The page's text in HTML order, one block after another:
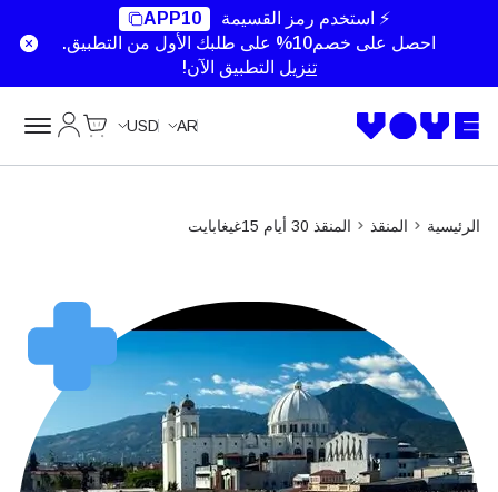
⚡ استخدم رمز القسيمة
APP10
احصل على خصم10% على طلبك الأول من التطبيق.
تنزيل التطبيق الآن!
AR
USD
الرئيسية المنقذ المنقذ 30 أيام 15غيغابايت